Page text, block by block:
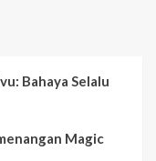
Bahaya Selalu
Magic